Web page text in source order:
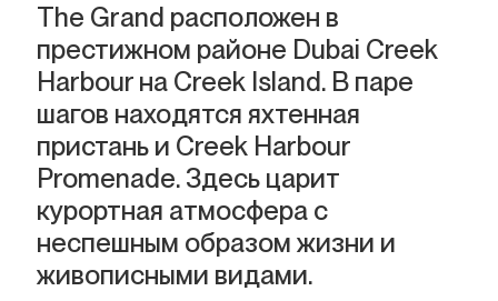
The Grand расположен в
престижном районе Dubai Creek
Harbour на Creek Island. В паре
шагов находятся яхтенная
пристань и Creek Harbour
Promenade. Здесь царит
курортная атмосфера с
неспешным образом жизни и
живописными видами.